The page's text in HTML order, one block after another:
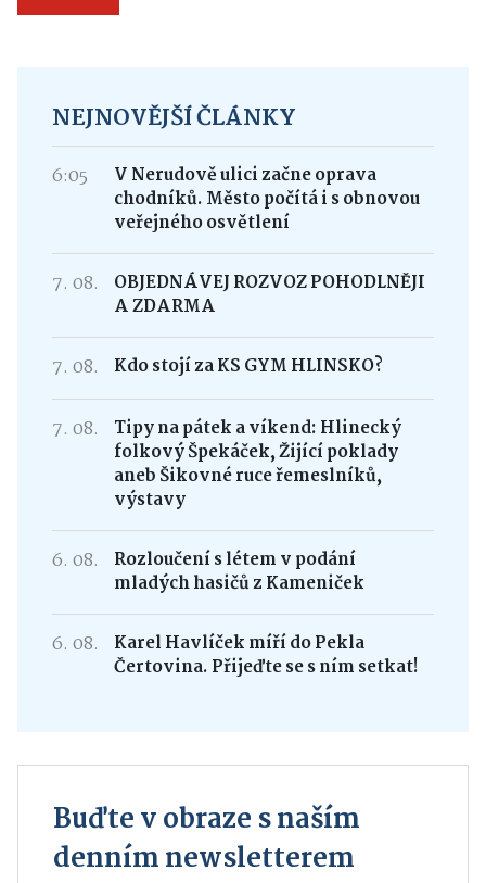
NEJNOVĚJŠÍ ČLÁNKY
6:05
V Nerudově ulici začne oprava
chodníků. Město počítá i s obnovou
veřejného osvětlení
7. 08.
OBJEDNÁVEJ ROZVOZ POHODLNĚJI
A ZDARMA
7. 08. Kdo stojí za KS GYM HLINSKO?
7. 08.
Tipy na pátek a víkend: Hlinecký
folkový Špekáček, Žijící poklady
aneb Šikovné ruce řemeslníků,
výstavy
6. 08.
Rozloučení s létem v podání
mladých hasičů z Kameniček
6. 08.
Karel Havlíček míří do Pekla
Čertovina. Přijeďte se s ním setkat!
Buďte v obraze s naším
denním newsletterem